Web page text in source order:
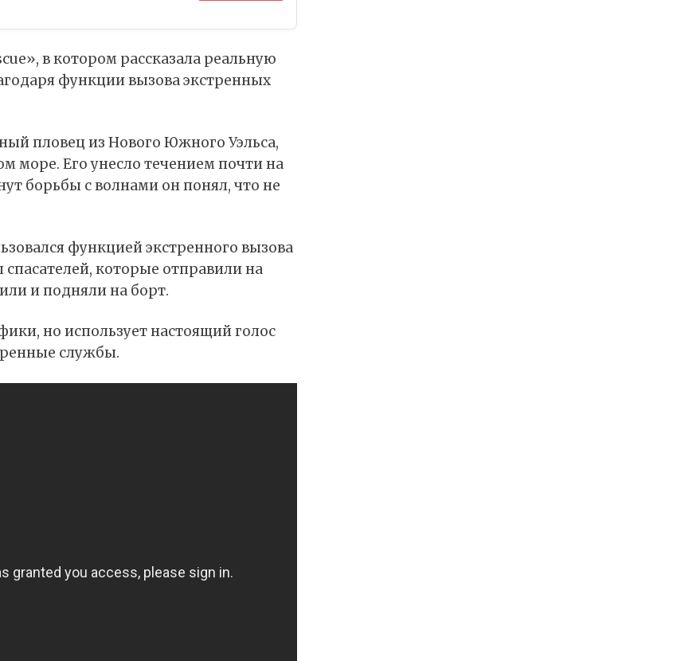
в котором рассказала реальную
функции вызова экстренных
пловец из Нового Южного Уэльса,
море. Его унесло течением почти на
борьбы с волнами он понял, что не
функцией экстренного вызова
спасателей, которые отправили на
и подняли на борт.
но использует настоящий голос
службы.